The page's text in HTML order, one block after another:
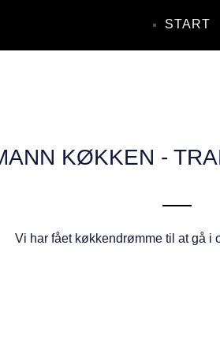
START
KØKKEN -
Vi har fået køkkendrømme til at gå i